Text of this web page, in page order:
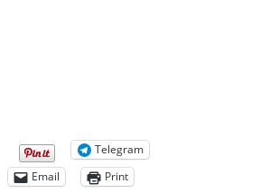
Telegram
Email Print